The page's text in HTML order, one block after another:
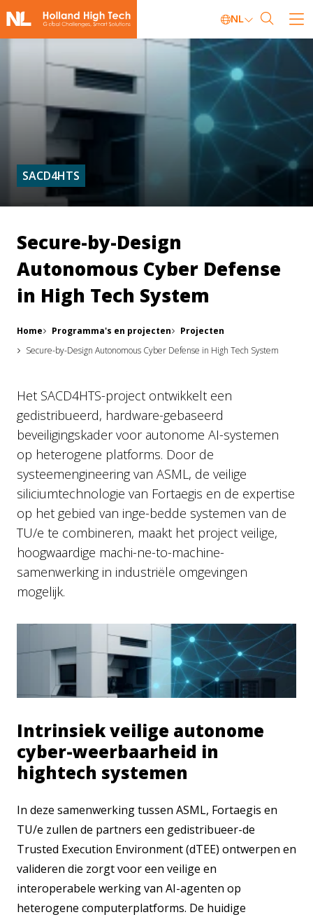
NL
SACD4HTS
Secure-by-Design
Autonomous Cyber Defense
in High Tech System
Home Programma's en projecten
Projecten
Secure-by-Design Autonomous Cyber Defense in High Tech System
Het SACD4HTS-project ontwikkelt een
gedistribueerd, hardware-gebaseerd
beveiligingskader voor autonome AI-systemen
op heterogene platforms. Door de
systeemengineering van ASML, de veilige
siliciumtechnologie van Fortaegis en de expertise
op het gebied van inge-bedde systemen van de
TU/e te combineren, maakt het project veilige,
hoogwaardige machi-ne-to-machine-
samenwerking in industriële omgevingen
mogelijk.
Intrinsiek veilige autonome
cyber-weerbaarheid in
hightech systemen
In deze samenwerking tussen ASML, Fortaegis en
TU/e zullen de partners een gedistribueer-de
Trusted Execution Environment (dTEE) ontwerpen en
valideren die zorgt voor een veilige en
interoperabele werking van AI-agenten op
heterogene computerplatforms. De huidige